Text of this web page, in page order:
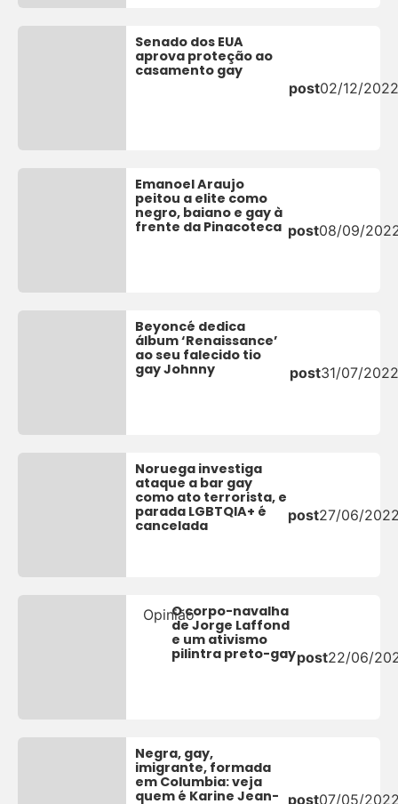
Senado dos EUA
aprova proteção ao
casamento gay
post02/12/
Emanoel Araujo
peitou a elite como
negro, baiano e gay à
frente da Pinacoteca post08/09/
Beyoncé dedica
álbum ‘Renaissance’
ao seu falecido tio
gay Johnny
post31/07/2022
Noruega investiga
ataque a bar gay
como ato terrorista, e
parada LGBTQIA+ é
cancelada
post27/06/
OpiniãoO corpo-navalha
de Jorge Laffond
e um ativismo
pilintra preto-gaypost22/06/
Negra, gay,
imigrante, formada
em Columbia: veja
quem é Karine Jean- post07/05/